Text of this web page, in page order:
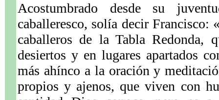
Acostumbrado desde su
caballeresco, solía decir Francisco:
caballeros de la Tabla Redonda,
desiertos y en lugares apartados
más ahínco a la oración y
propios y ajenos, que viven con